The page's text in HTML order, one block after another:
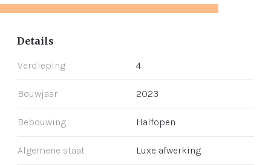
Details
Verdieping 4
Bouwjaar 2023
Bebouwing Halfopen
Algemene staat Luxe afwerking